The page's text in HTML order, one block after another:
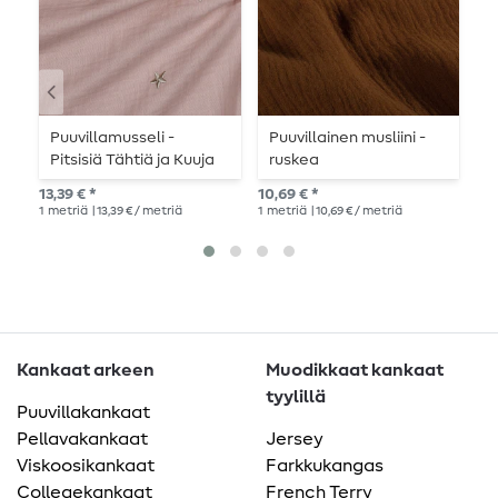
Puuvillamusseli -
Pitsisiä Tähtiä ja Kuuja
Vaaleanpunainen
13,39 € *
1 metriä | 13,39 € / metriä
Puuvillainen musliini -
ruskea
10,69 € *
1 metriä | 10,69 € / metriä
Kankaat arkeen
Puuvillakankaat
Pellavakankaat
Viskoosikankaat
Collegekankaat
Muodikkaat kankaat
tyylillä
Jersey
Farkkukangas
French Terry